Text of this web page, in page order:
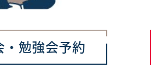
・勉強会予約